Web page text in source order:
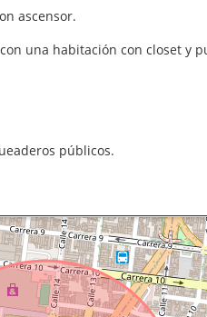
ascensor.
una habitación con closet y
públicos.